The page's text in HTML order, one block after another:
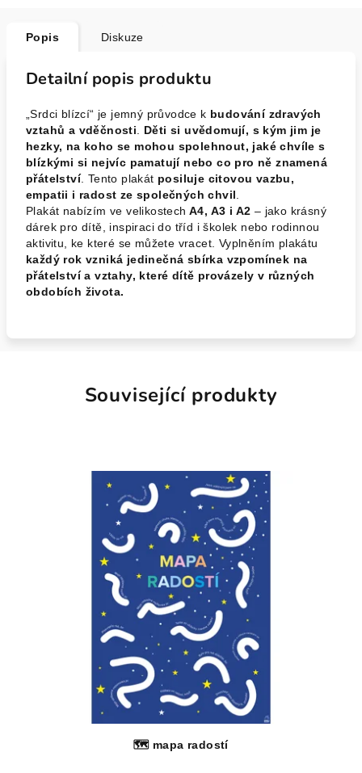
Popis Diskuze
Detailní popis produktu
„Srdci blízcí“ je jemný průvodce k budování zdravých
vztahů a vděčnosti
Děti si uvědomují, s kým jim je
hezky, na koho se mohou spolehnout, jaké chvíle s
blízkými si nejvíc pamatují nebo co pro ně znamená
přátelství. Tento plakát posiluje citovou vazbu,
empatii i radost ze společných chvil
Plakát nabízím ve velikostech A4, A3 i A2 – jako krásný
dárek pro dítě, inspiraci do tříd i školek nebo rodinnou
aktivitu, ke které se můžete vracet. Vyplněním plakátu
každý rok vzniká jedinečná sbírka vzpomínek na
přátelství a vztahy, které dítě provázely v různých
obdobích života.
Související produkty
🗺️ mapa radostí